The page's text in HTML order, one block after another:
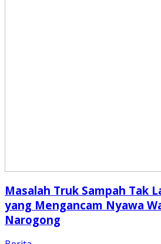
Masalah Truk Sampah Tak
yang Mengancam Nyawa
Narogong